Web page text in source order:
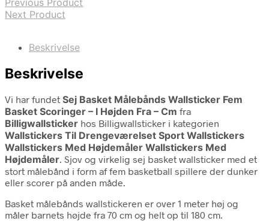
Previous Product
Next Product
Beskrivelse
Beskrivelse
Vi har fundet Sej Basket Målebånds Wallsticker Fem
Basket Scoringer – I Højden Fra – Cm fra
Billigwallsticker hos Billigwallsticker i kategorien
Wallstickers Til Drengeværelset Sport Wallstickers
Wallstickers Med Højdemåler Wallstickers Med
Højdemåler. Sjov og virkelig sej basket wallsticker med et
stort målebånd i form af fem basketball spillere der dunker
eller scorer på anden måde.
Basket målebånds wallstickeren er over 1 meter høj og
måler barnets højde fra 70 cm og helt op til 180 cm.